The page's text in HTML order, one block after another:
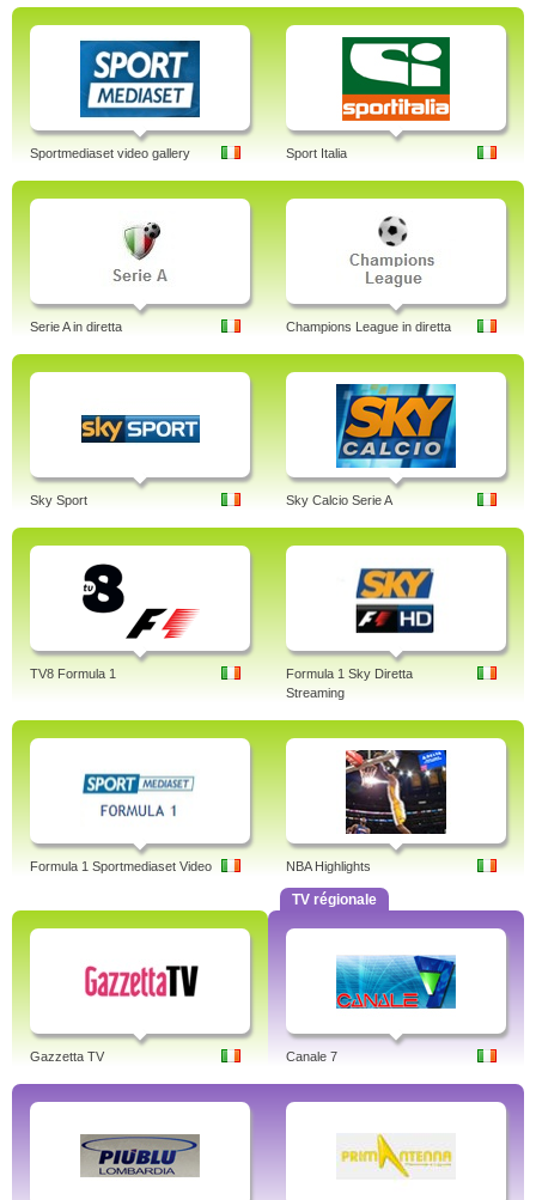
Sportmediaset video gallery Sport Italia
Serie A in diretta Champions League in diretta
Sky Sport Sky Calcio Serie A
TV8 Formula 1
Formula 1 Sky Diretta
Streaming
Formula 1 Sportmediaset Video NBA Highlights
Gazzetta TV
TV régionale
Canale 7